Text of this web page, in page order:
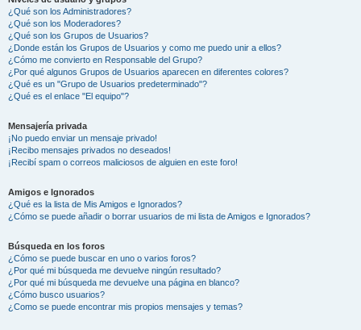
¿Qué son los Administradores?
¿Qué son los Moderadores?
¿Qué son los Grupos de Usuarios?
¿Donde están los Grupos de Usuarios y como me puedo unir a ellos?
¿Cómo me convierto en Responsable del Grupo?
¿Por qué algunos Grupos de Usuarios aparecen en diferentes colores?
¿Qué es un "Grupo de Usuarios predeterminado"?
¿Qué es el enlace "El equipo"?
Mensajería privada
¡No puedo enviar un mensaje privado!
¡Recibo mensajes privados no deseados!
¡Recibí spam o correos maliciosos de alguien en este foro!
Amigos e Ignorados
¿Qué es la lista de Mis Amigos e Ignorados?
¿Cómo se puede añadir o borrar usuarios de mi lista de Amigos e Ignorados?
Búsqueda en los foros
¿Cómo se puede buscar en uno o varios foros?
¿Por qué mi búsqueda me devuelve ningún resultado?
¿Por qué mi búsqueda me devuelve una página en blanco?
¿Cómo busco usuarios?
¿Como se puede encontrar mis propios mensajes y temas?